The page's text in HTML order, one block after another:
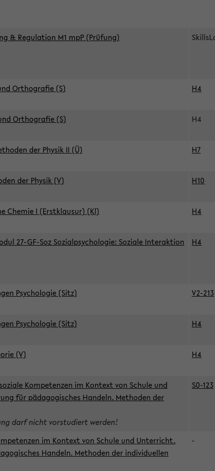
& Regulation M1 mpP (Prüfung)
Orthografie (S) H4
Orthografie (S) H4
der Physik II (Ü) H7
der Physik (V) H10
Chemie I (Erstklausur) (Kl) H4
27-GF-Soz Sozialpsychologie: Soziale Interaktion
H4
Psychologie (Sitz) V2-213
Psychologie (Sitz) H4
(V) H4
Kompetenzen im Kontext von Schule und
für pädagogisches Handeln. Methoden der
darf nicht vorstudiert werden!
S0-123
im Kontext von Schule und Unterricht.
Handeln. Methoden der individuellen
-